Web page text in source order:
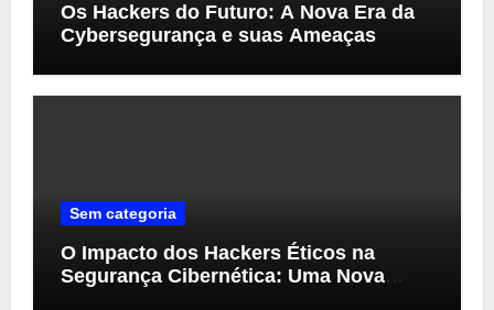
Os Hackers do Futuro: A Nova Era da
Cybersegurança e suas Ameaças
Sem categoria
O Impacto dos Hackers Éticos na
Segurança Cibernética: Uma Nova